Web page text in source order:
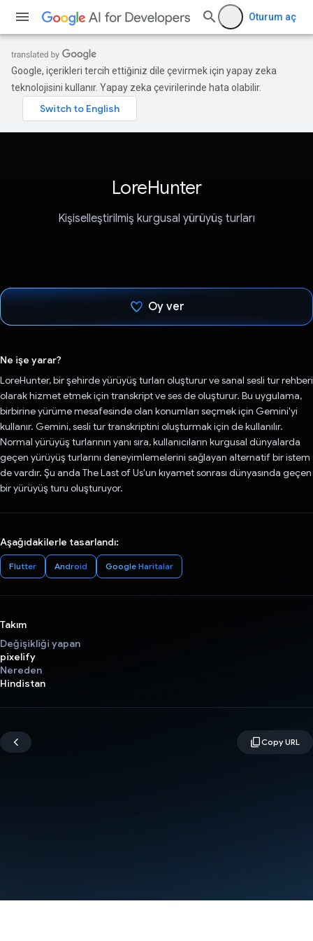
Oturum aç
Google, içerikleri tercih ettiğiniz dile çevirmek için yapay zeka
teknolojisini kullanır. Yapay zeka çevirilerinde hata olabilir.
LoreHunter
Kişiselleştirilmiş kurgusal yürüyüş turları
Oy ver
Ne işe yarar?
LoreHunter, bir şehirde yürüyüş turları oluşturur ve sanal sesli tur rehberi
olarak hizmet etmek için transkript ve ses de oluşturur. Bu uygulama,
birbirine yürüme mesafesinde olan konumları seçmek için Gemini'yi
kullanır. Gemini, sesli tur transkriptini oluşturmak için de kullanılır.
Normal yürüyüş turlarının yanı sıra, kullanıcıların kurgusal dünyalarda
geçen yürüyüş turlarını deneyimlemelerini sağlayan alternatif bir istem
de vardır. Şu anda The Last of Us'un kıyamet sonrası dünyasında geçen
bir yürüyüş turu oluşturuyor.
Aşağıdakilerle tasarlandı:
Flutter Android Google Haritalar
Takım
Değişikliği yapan
pixelify
Nereden
Hindistan